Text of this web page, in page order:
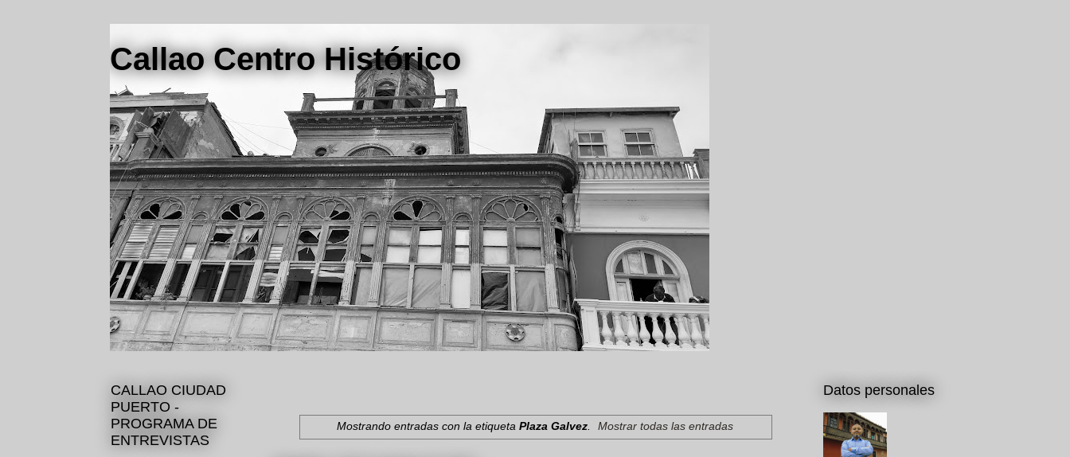
Callao Centro Histórico
Mostrando entradas con la etiqueta Plaza Galvez. Mostrar todas las entradas
CALLAO CIUDAD
PUERTO -
PROGRAMA DE
ENTREVISTAS
Datos personales